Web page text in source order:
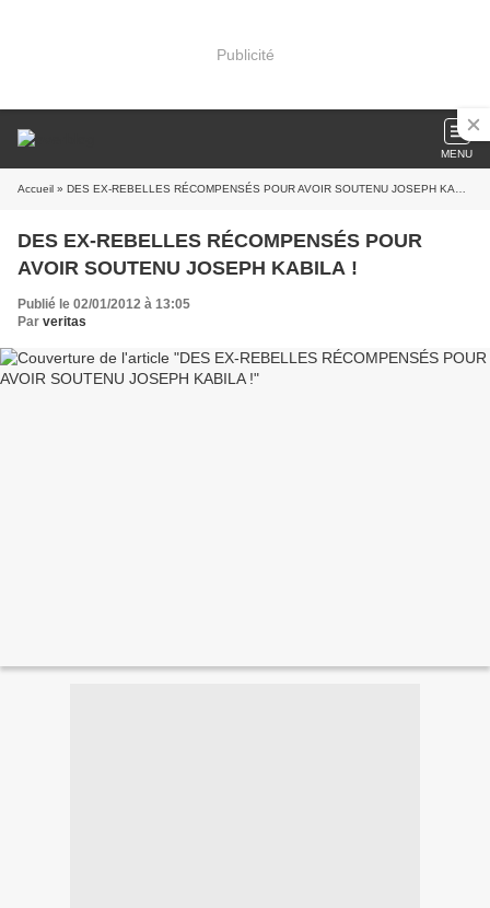
Publicité
MENU
Accueil » DES EX-REBELLES RÉCOMPENSÉS POUR AVOIR SOUTENU JOSEPH KABILA !
DES EX-REBELLES RÉCOMPENSÉS POUR
AVOIR SOUTENU JOSEPH KABILA !
Publié le 02/01/2012 à 13:05
Par veritas